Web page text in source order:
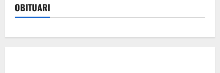
OBITUARI